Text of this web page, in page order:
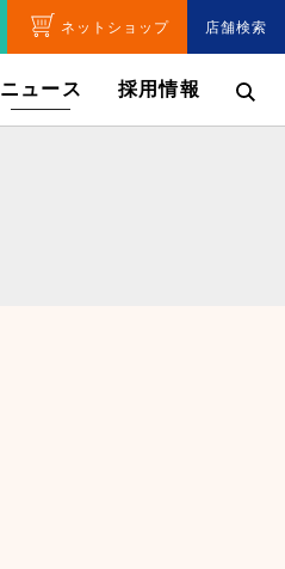
ネットショップ 店舗検索
ニュース 採用情報